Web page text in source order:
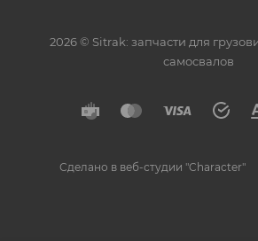
2026 © Sitrak: запчасти для
самосвалов
Сделано в веб-студии "Character"